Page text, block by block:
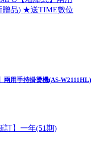
兩用手持掛燙機(AS-W2111HL)